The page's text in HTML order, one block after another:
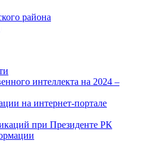
района
интеллекта на 2024 –
на интернет-портале
при Президенте РК